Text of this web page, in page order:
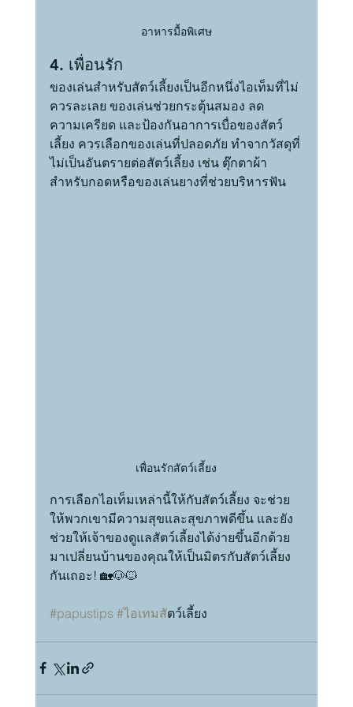
อาหารมื้อพิเศษ
4. เพื่อนรัก
ของเล่นสำหรับสัตว์เลี้ยงเป็นอีกหนึ่งไอเท็มที่ไม่
ควรละเลย ของเล่นช่วยกระตุ้นสมอง ลด
ความเครียด และป้องกันอาการเบื่อของสัตว์
เลี้ยง ควรเลือกของเล่นที่ปลอดภัย ทำจากวัสดุที่
ไม่เป็นอันตรายต่อสัตว์เลี้ยง เช่น ตุ๊กตาผ้า
สำหรับกอดหรือของเล่นยางที่ช่วยบริหารฟัน
เพื่อนรักสัตว์เลี้ยง
การเลือกไอเท็มเหล่านี้ให้กับสัตว์เลี้ยง จะช่วย
ให้พวกเขามีความสุขและสุขภาพดีขึ้น และยัง
ช่วยให้เจ้าของดูแลสัตว์เลี้ยงได้ง่ายขึ้นอีกด้วย
มาเปลี่ยนบ้านของคุณให้เป็นมิตรกับสัตว์เลี้ยง
กันเถอะ! 🏡🐶🐱
#papustips #ไอเทมสัตว์เลี้ยง